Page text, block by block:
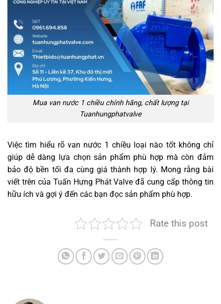
Mua van nước 1 chiều chính hãng, chất lượng tại
Tuanhungphatvalve
Việc tìm hiểu rõ van nước 1 chiều loại nào tốt không chỉ
giúp dễ dàng lựa chọn sản phẩm phù hợp mà còn đảm
bảo độ bền tối đa cùng giá thành hợp lý. Mong rằng bài
viết trên của Tuấn Hưng Phát Valve đã cung cấp thông tin
hữu ích và gợi ý đến các bạn đọc sản phẩm phù hợp.
Rate this post